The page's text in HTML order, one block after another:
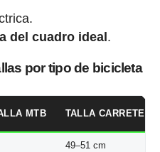
del cuadro ideal .
por tipo de bicicleta
MTB TALLA CARRETERA
49–51 cm